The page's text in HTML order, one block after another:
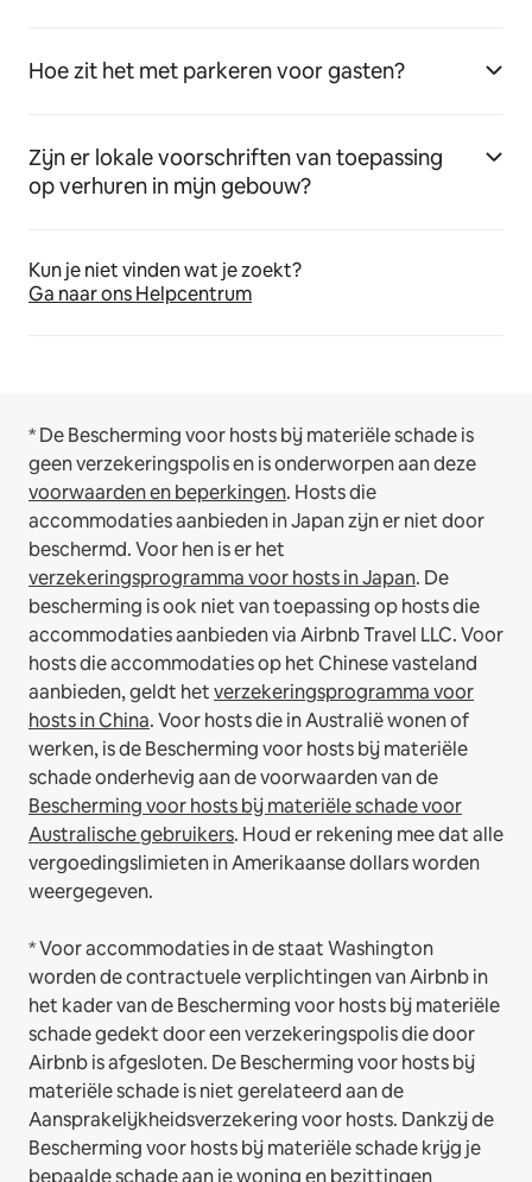
Hoe zit het met parkeren voor gasten?
Zijn er lokale voorschriften van toepassing
op verhuren in mijn gebouw?
Kun je niet vinden wat je zoekt?
Ga naar ons Helpcentrum
* De Bescherming voor hosts bij materiële schade is
geen verzekeringspolis en is onderworpen aan deze
voorwaarden en beperkingen. Hosts die
accommodaties aanbieden in Japan zijn er niet door
beschermd. Voor hen is er het
verzekeringsprogramma voor hosts in Japan. De
bescherming is ook niet van toepassing op hosts die
accommodaties aanbieden via Airbnb Travel LLC.Voor
hosts die accommodaties op het Chinese vasteland
aanbieden, geldt hetverzekeringsprogramma voor
hosts in China.Voor hosts die in Australië wonen of
werken, is de Bescherming voor hosts bij materiële
schade onderhevig aan de voorwaarden van de
Bescherming voor hosts bij materiële schade voor
Australische gebruikers. Houd er rekening mee dat alle
vergoedingslimieten in Amerikaanse dollars worden
weergegeven.
* Voor accommodaties in de staat Washington
worden de contractuele verplichtingen van Airbnb in
het kader van de Bescherming voor hosts bij materiële
schade gedekt door een verzekeringspolis die door
Airbnb is afgesloten. De Bescherming voor hosts bij
materiële schade is niet gerelateerd aan de
Aansprakelijkheidsverzekering voor hosts. Dankzij de
Bescherming voor hosts bij materiële schade krijg je
bepaalde schade aan je woning en bezittingen